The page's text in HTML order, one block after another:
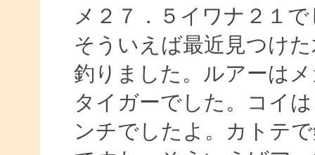
メ２７．５イワナ２１
そういえば最近見つけ
釣りました。ルアーは
タイガーでした。コイ
ンチでしたよ。カトテ